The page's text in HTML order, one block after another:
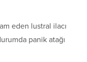
eden lustral ilacı
panik atağı